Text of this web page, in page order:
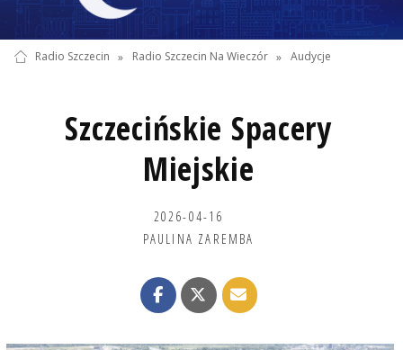
Radio Szczecin » Radio Szczecin Na Wieczór » Audycje
Szczecińskie Spacery
Miejskie
2026-04-16
PAULINA ZAREMBA